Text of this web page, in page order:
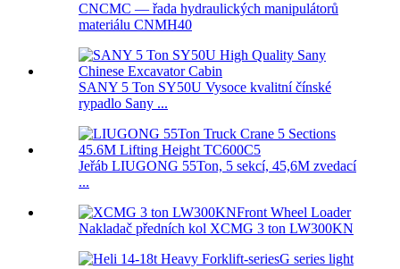
CNCMC — řada hydraulických manipulátorů
materiálu CNMH40
SANY 5 Ton SY50U Vysoce kvalitní čínské
rypadlo Sany ...
Jeřáb LIUGONG 55Ton, 5 sekcí, 45,6M zvedací
...
Nakladač předních kol XCMG 3 ton LW300KN